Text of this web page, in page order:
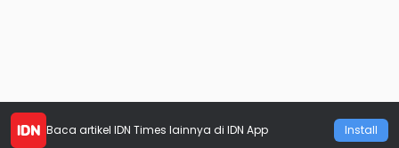
Baca artikel IDN Times lainnya di IDN App Install